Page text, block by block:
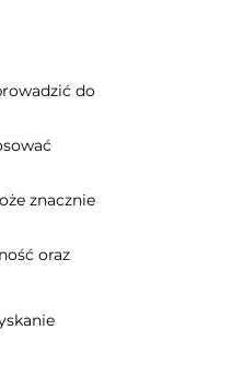
do
znacznie
oraz